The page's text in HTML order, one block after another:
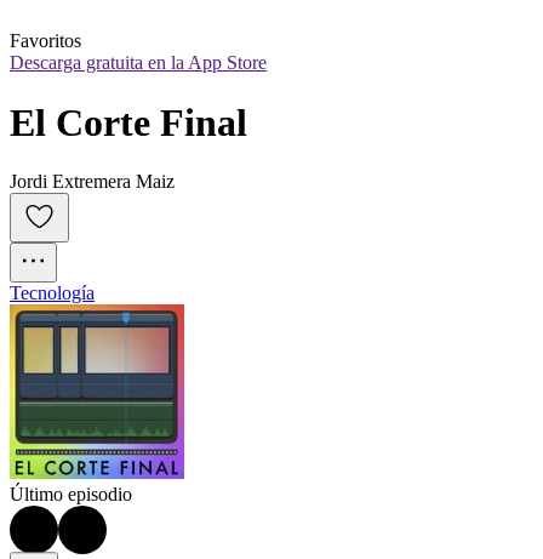
Favoritos
Descarga gratuita en la App Store
El Corte Final
Jordi Extremera Maiz
Tecnología
Último episodio